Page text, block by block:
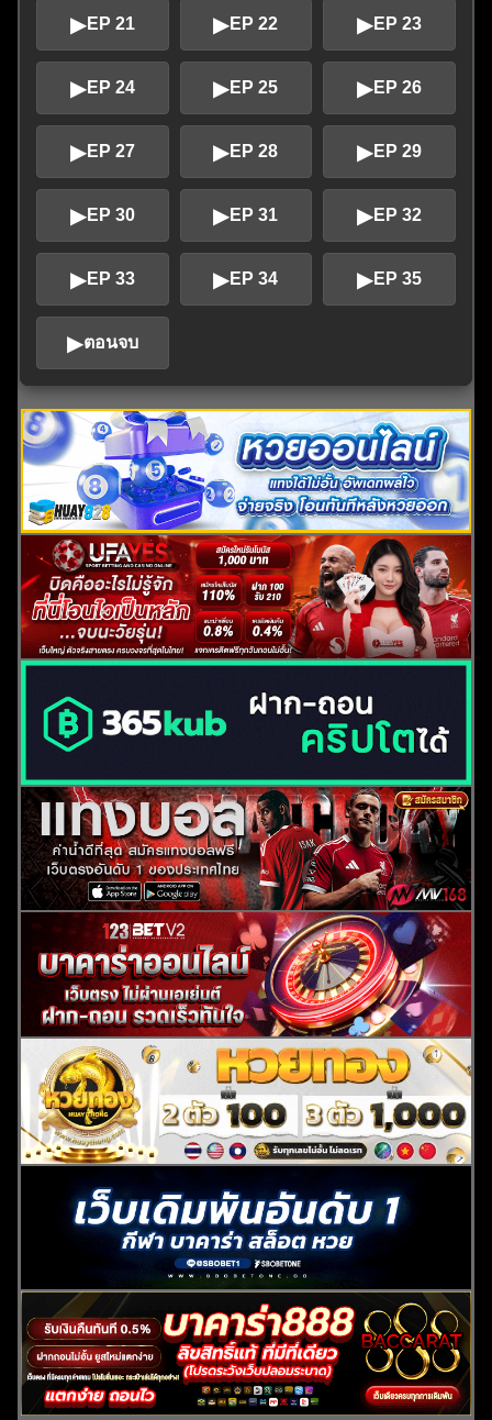
▶EP 21 ▶EP 22 ▶EP 23
▶EP 24 ▶EP 25 ▶EP 26
▶EP 27 ▶EP 28 ▶EP 29
▶EP 30 ▶EP 31 ▶EP 32
▶EP 33 ▶EP 34 ▶EP 35
▶ตอนจบ